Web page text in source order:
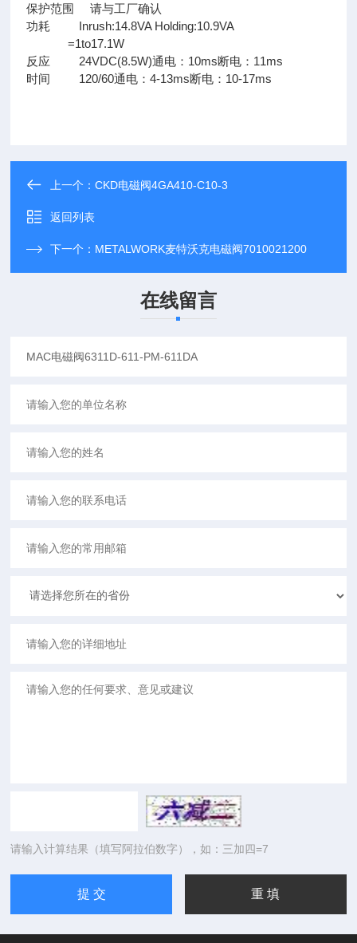
保护范围 请与工厂确认
功耗 Inrush:14.8VA Holding:10.9VA
=1to17.1W
反应 24VDC(8.5W)通电：10ms断电：11ms
时间 120/60通电：4-13ms断电：10-17ms
上一个：CKD电磁阀4GA410-C10-3
返回列表
下一个： METALWORK麦特沃克电磁阀7010021200
在线留言
请输入计算结果（填写阿拉伯数字），如：三加四=7